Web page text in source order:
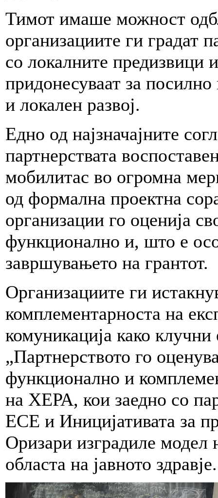
Тимот имаше можност
организациите ги градат
со локалните предизвици
придонесуваат за
и локален развој.
Едно од најзначајните
партнерствата
мобилитас во огромна
од формална проектна
организации го оценија
функционално и, што е
завршувањето на грантот.
Организациите ги
комплементарноста на
комуникација како
„Партнерството го
функционално и
на ХЕРА, кои заедно со
ЕСЕ и Иницијативата за
Оризари изградиле модел
областа на јавното здравје.